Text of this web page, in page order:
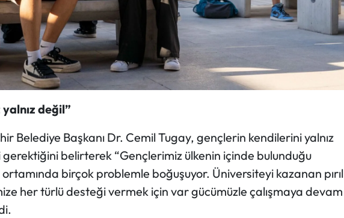
değil”
Belediye Başkanı Dr. Cemil Tugay, gençlerin kendilerini yalnız
belirterek “Gençlerimiz ülkenin içinde bulunduğu
birçok problemle boğuşuyor. Üniversiteyi kazanan pırıl
her türlü desteği vermek için var gücümüzle çalışmaya devam